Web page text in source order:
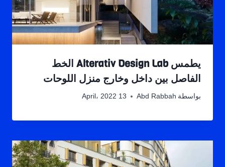
يطمس Alterativ Design Lab الخط
الفاصل بين داخل وخارج منزل اللوحات
بواسطة Abd Rabbah 13 April، 2022